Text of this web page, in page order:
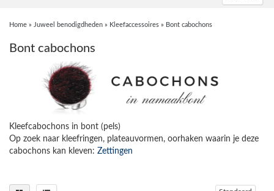
Home » Juweel benodigdheden » Kleefaccessoires » Bont cabochons
Bont cabochons
Kleefcabochons in bont (pels)
Op zoek naar kleefringen, plateauvormen, oorhaken waarin je deze
cabochons kan kleven: Zettingen